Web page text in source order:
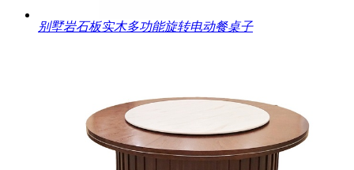
别墅岩石板实木多功能旋转电动餐桌子